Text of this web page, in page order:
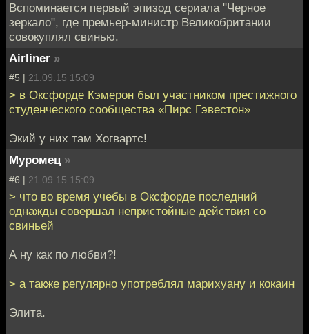
Вспоминается первый эпизод сериала "Черное
зеркало", где премьер-министр Великобритании
совокуплял свинью.
Airliner »
#5 | 21.09.15 15:09
> в Оксфорде Кэмерон был участником престижного
студенческого сообщества «Пирс Гэвестон»
Экий у них там Хогвартс!
Муромец »
#6 | 21.09.15 15:09
> что во время учебы в Оксфорде последний
однажды совершал непристойные действия со
свиньей
А ну как по любви?!
> а также регулярно употреблял марихуану и кокаин
Элита.